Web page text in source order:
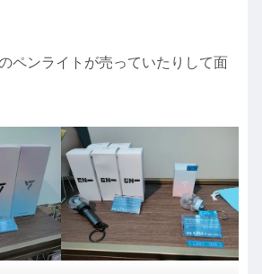
ペンライトが売っていたりして面